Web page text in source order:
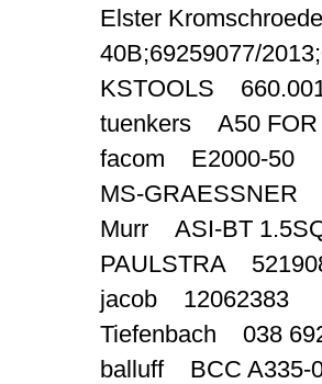
Elster
40B;69259077/
KSTOOLS
tuenkers A50 FOR
facom E2000-50
MS-GRAESSNER
Murr ASI-BT
PAULSTRA
jacob 12062383
Tiefenbach 038
balluff BCC A335-